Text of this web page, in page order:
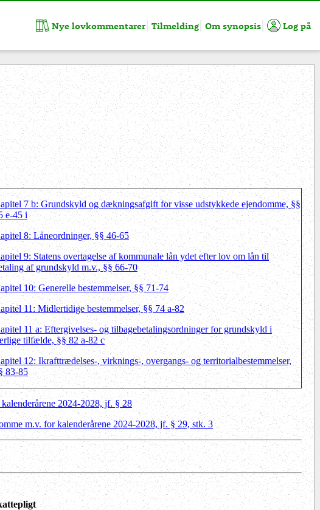
7 b: Grundskyld og dækningsafgift for visse udstykkede ejendomme, §§
e-45 i
8: Låneordninger, §§ 46-65
9: Statens overtagelse af kommunale lån ydet efter lov om lån til
af grundskyld m.v., §§ 66-70
10: Generelle bestemmelser, §§ 71-74
11: Midlertidige bestemmelser, §§ 74 a-82
11 a: Eftergivelses- og tilbagebetalingsordninger for grundskyld i
tilfælde, §§ 82 a-82 c
12: Ikrafttrædelses-, virknings-, overgangs- og territorialbestemmelser,
83-85
2024-2028, jf. § 28
m.v. for kalende‍rårene 2024-2028, jf. § 29, stk. 3
Nye lovkommentarer Tilmelding Om synopsis Log på